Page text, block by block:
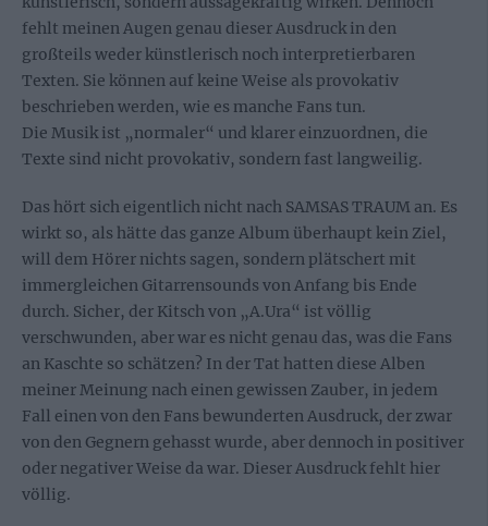
fehlt meinen Augen genau dieser Ausdruck in den
großteils weder künstlerisch noch interpretierbaren
Texten. Sie können auf keine Weise als provokativ
beschrieben werden, wie es manche Fans tun.
Die Musik ist „normaler“ und klarer einzuordnen, die
Texte sind nicht provokativ, sondern fast langweilig.
Das hört sich eigentlich nicht nach SAMSAS TRAUM an. Es
wirkt so, als hätte das ganze Album überhaupt kein Ziel,
will dem Hörer nichts sagen, sondern plätschert mit
immergleichen Gitarrensounds von Anfang bis Ende
durch. Sicher, der Kitsch von „A.Ura“ ist völlig
verschwunden, aber war es nicht genau das, was die Fans
an Kaschte so schätzen? In der Tat hatten diese Alben
meiner Meinung nach einen gewissen Zauber, in jedem
Fall einen von den Fans bewunderten Ausdruck, der zwar
von den Gegnern gehasst wurde, aber dennoch in positiver
oder negativer Weise da war. Dieser Ausdruck fehlt hier
völlig.